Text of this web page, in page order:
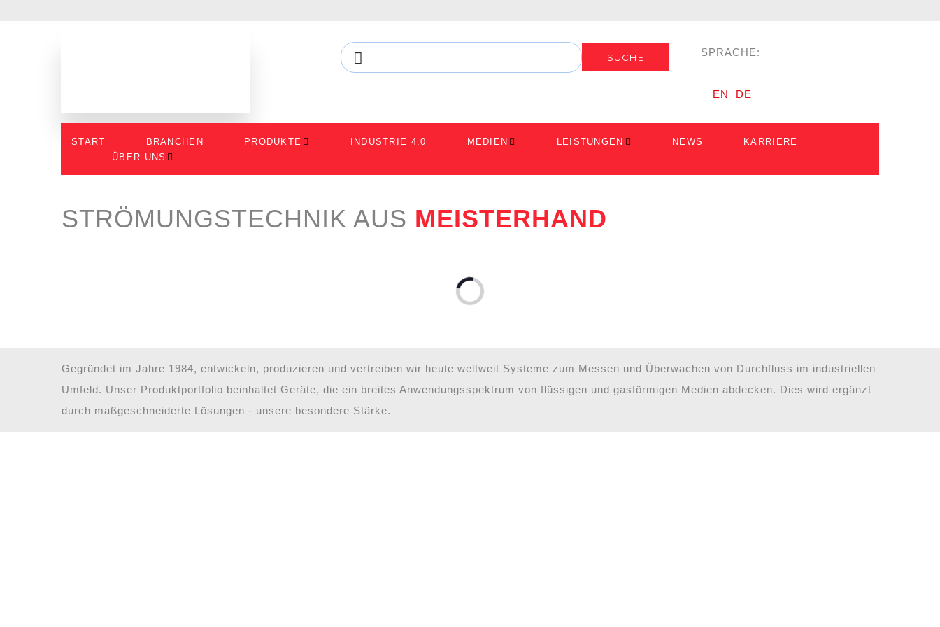
SUCHE SPRACHE:
EN DE
START BRANCHEN PRODUKTE INDUSTRIE 4.0 MEDIEN LEISTUNGEN NEWS
KARRIERE
ÜBER UNS
STRÖMUNGSTECHNIK AUS MEISTERHAND
Alle Durchflusslösungen auf einen
Blick
Gegründet im Jahre 1984, entwickeln, produzieren und vertreiben wir heute weltweit Systeme zum Messen und Überwachen von Durchfluss im industriellen
Umfeld. Unser Produktportfolio beinhaltet Geräte, die ein breites Anwendungsspektrum von flüssigen und gasförmigen Medien abdecken. Dies wird ergänzt
durch maßgeschneiderte Lösungen - unsere besondere Stärke.